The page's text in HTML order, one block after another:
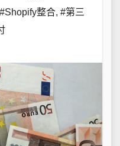
#Shopify整合, #第三